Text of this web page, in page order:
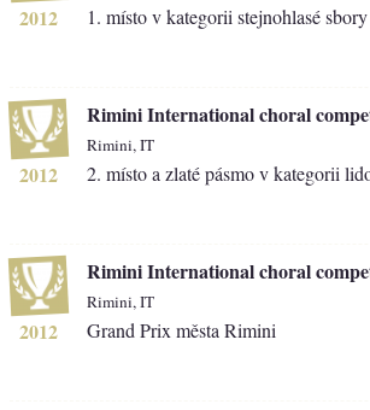
2012 1. místo v kategorii stejnohlasé sbory
2012
Rimini International choral
Rimini, IT
2. místo a zlaté pásmo v kategorii
2012
Rimini International choral
Rimini, IT
Grand Prix města Rimini